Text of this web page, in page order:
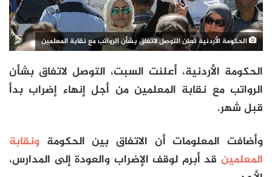
الحكومة الأردنية تعلن التوصل لاتفاق بشأن الرواتب مع نقابة المعلمين
الحكومة الأردنية، أعلنت السبت، التوصل لاتفاق بشأن
الرواتب مع نقابة المعلمين من أجل إنهاء إضراب بدأ
قبل شهر.
وأضافت المعلومات أن الاتفاق بين الحكومة ونقابة
المعلمين قد أبرم لوقف الإضراب والعودة إلى المدارس،